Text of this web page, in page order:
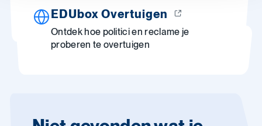
EDUbox Overtuigen
Ontdek hoe politici en reclame je
proberen te overtuigen